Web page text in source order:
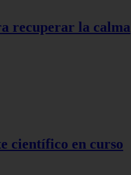
recuperar la calma
científico en curso